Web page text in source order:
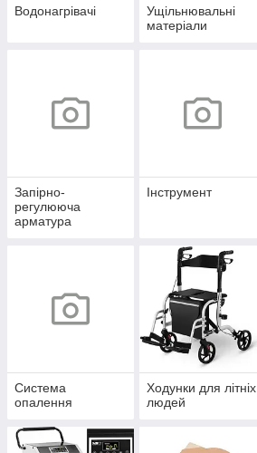
Водонагрівачі
Ущільнювальні
матеріали
Запірно-
регулююча
арматура
Інструмент
Система
опалення
Ходунки для літніх
людей